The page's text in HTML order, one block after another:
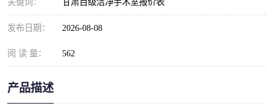
发布日期： 2026-08-08
阅 读 量： 562
产品描述